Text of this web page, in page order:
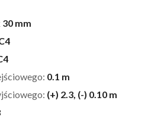
30 mm
0.1 m
(+) 2.3, (-) 0.10 m